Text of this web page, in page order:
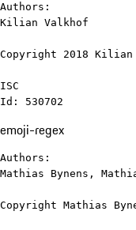
Authors:
Kilian Valkhof
Copyright 2018 Kilian
ISC
Id: 530702
emoji-regex
Authors:
Mathias Bynens,
Copyright Mathias